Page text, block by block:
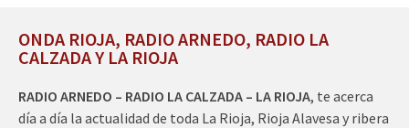
ONDA RIOJA, RADIO ARNEDO, RADIO LA
CALZADA Y LA RIOJA
RADIO ARNEDO – RADIO LA CALZADA – LA RIOJA, te acerca
día a día la actualidad de toda La Rioja, Rioja Alavesa y ribera